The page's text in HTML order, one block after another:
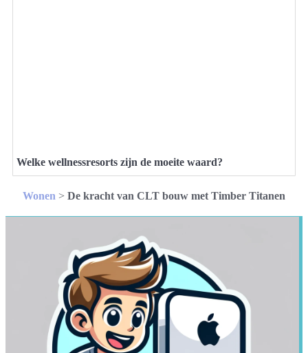
Welke wellnessresorts zijn de moeite waard?
Wonen > De kracht van CLT bouw met Timber Titanen